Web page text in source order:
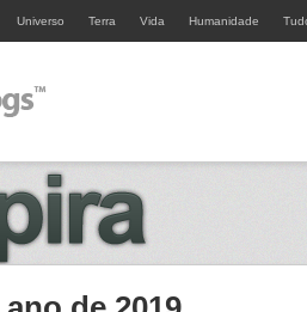
Universo Terra Vida Humanidade
ferramentas